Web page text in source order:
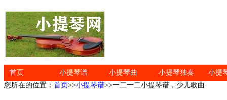
首页 小提琴谱 小提琴曲 小提琴独奏
小提
您所在的位置： 首页>>小提琴谱>>一二一二小提琴谱，少儿歌曲